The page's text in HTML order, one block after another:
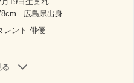
広島県出身
レント 俳優
る